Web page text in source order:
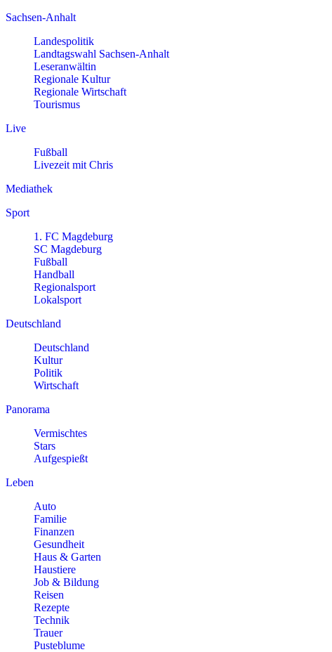
Sachsen-Anhalt
Landespolitik
Landtagswahl Sachsen-Anhalt
Leseranwältin
Regionale Kultur
Regionale Wirtschaft
Tourismus
Live
Fußball
Livezeit mit Chris
Mediathek
Sport
1. FC Magdeburg
SC Magdeburg
Fußball
Handball
Regionalsport
Lokalsport
Deutschland
Deutschland
Kultur
Politik
Wirtschaft
Panorama
Vermischtes
Stars
Aufgespießt
Leben
Auto
Familie
Finanzen
Gesundheit
Haus & Garten
Haustiere
Job & Bildung
Reisen
Rezepte
Technik
Trauer
Pusteblume